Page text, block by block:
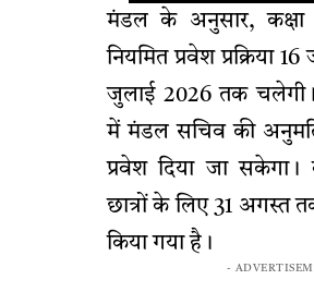
मंडल के अनुसार,
नियमित प्रवेश प्रक्रिया
जुलाई 2026 तक चलेगी।
में मंडल सचिव की
प्रवेश दिया जा सकेगा।
छात्रों के लिए 31 अगस्त
किया गया है।
-